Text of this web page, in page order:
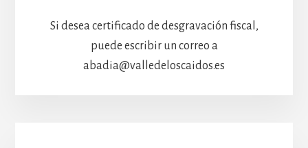
Si desea certificado de desgravación fiscal,
puede escribir un correo a
abadia@valledeloscaidos.es